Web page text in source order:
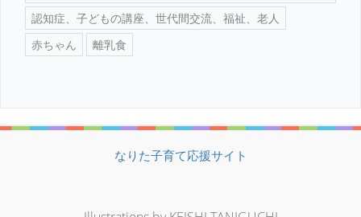
認知症、子どもの講座、世代間交流、福祉、老人
赤ちゃん
離乳食
なりた子育て応援サイト